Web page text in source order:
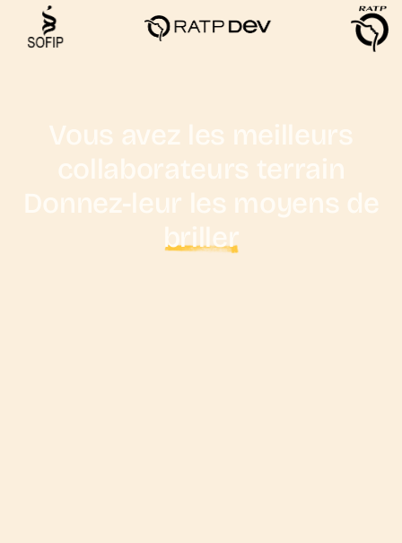
Vous avez les meilleurs
collaborateurs terrain
Donnez-leur les moyens de
briller